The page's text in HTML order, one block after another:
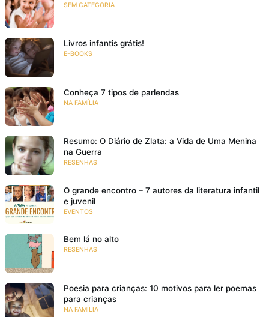
SEM CATEGORIA
Livros infantis grátis!
E-BOOKS
Conheça 7 tipos de parlendas
NA FAMÍLIA
Resumo: O Diário de Zlata: a Vida de Uma Menina
na Guerra
RESENHAS
O grande encontro – 7 autores da literatura infantil
e juvenil
EVENTOS
Bem lá no alto
RESENHAS
Poesia para crianças: 10 motivos para ler poemas
para crianças
NA FAMÍLIA